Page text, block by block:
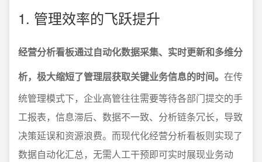
1. 管理效率的飞跃提升
经营分析看板通过自动化数据采集、实时更新和多维分
析，极大缩短了管理层获取关键业务信息的时间。 在传
统管理模式下，企业高管往往需要等待各部门提交的手
工报表，信息滞后、数据不一致、分析链条冗长，导致
决策延误和资源浪费。而现代化经营分析看板则实现了
数据自动化汇总，无需人工干预即可实时展现业务动